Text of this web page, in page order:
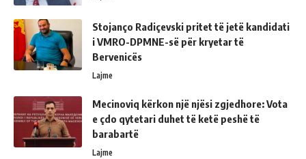
Stojanço Radiçevski pritet të jetë kandidati
i VMRO-DPMNE-së për kryetar të
Bervenicës
Lajme
Mecinoviq kërkon një njësi zgjedhore: Vota
e çdo qytetari duhet të ketë peshë të
barabartë
Lajme